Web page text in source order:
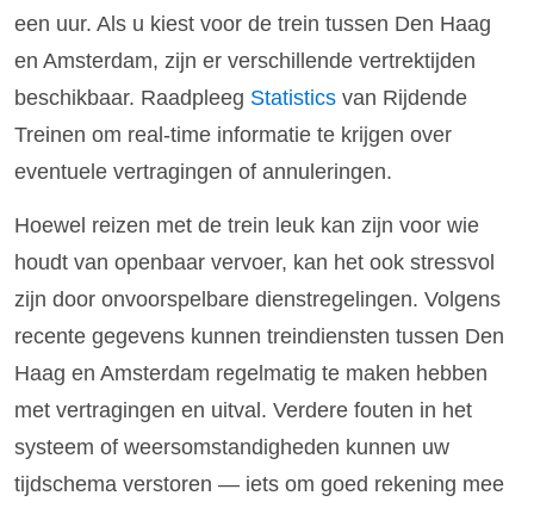
een uur. Als u kiest voor de trein tussen Den Haag
en Amsterdam, zijn er verschillende vertrektijden
beschikbaar. Raadpleeg Statistics van Rijdende
Treinen om real-time informatie te krijgen over
eventuele vertragingen of annuleringen.
Hoewel reizen met de trein leuk kan zijn voor wie
houdt van openbaar vervoer, kan het ook stressvol
zijn door onvoorspelbare dienstregelingen. Volgens
recente gegevens kunnen treindiensten tussen Den
Haag en Amsterdam regelmatig te maken hebben
met vertragingen en uitval. Verdere fouten in het
systeem of weersomstandigheden kunnen uw
tijdschema verstoren — iets om goed rekening mee